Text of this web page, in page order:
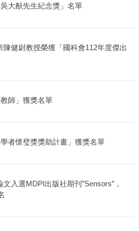
大猷先生紀念獎」名單
健尉教授榮獲「國科會112年度傑出
師」獲獎名單
者懷璧獎獎助計畫」獲獎名單
入選MDPI出版社期刊”Sensors”，